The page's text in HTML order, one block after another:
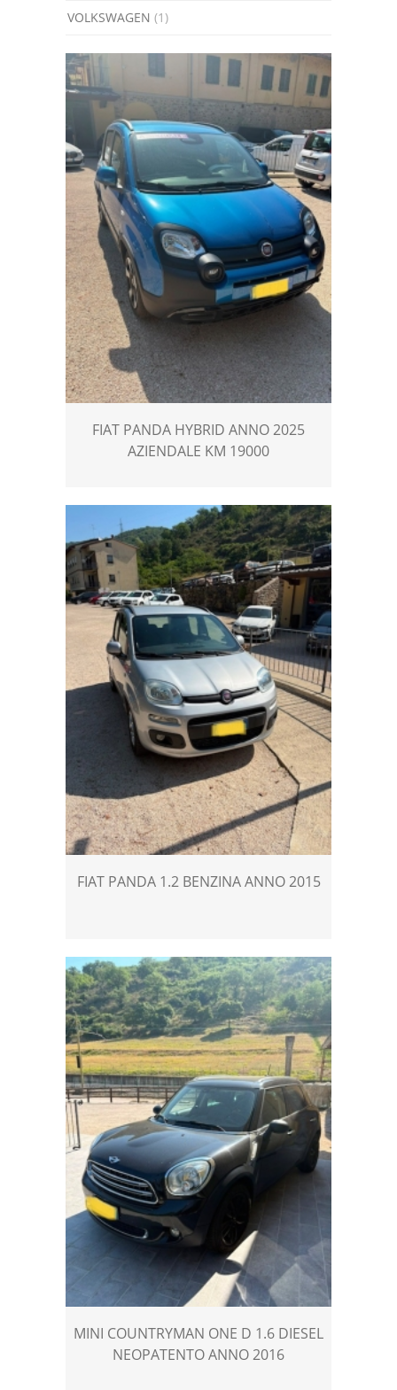
VOLKSWAGEN (1)
FIAT PANDA HYBRID ANNO 2025
AZIENDALE KM 19000
FIAT PANDA 1.2 BENZINA ANNO 2015
MINI COUNTRYMAN ONE D 1.6 DIESEL
NEOPATENTO ANNO 2016